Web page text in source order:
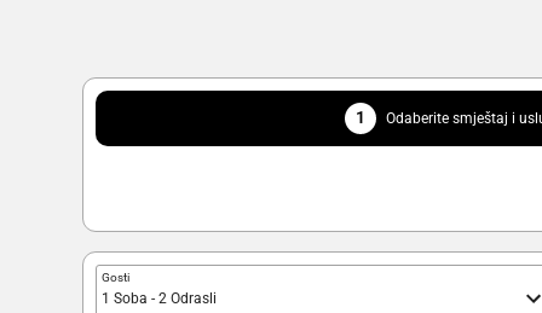
1 Odaberite smještaj i
Gosti
1 Soba - 2 Odrasli